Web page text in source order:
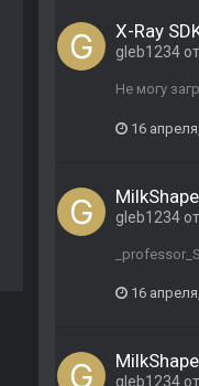
X-Ray
gleb1234
Не могу
16
gleb1234
16
gleb1234